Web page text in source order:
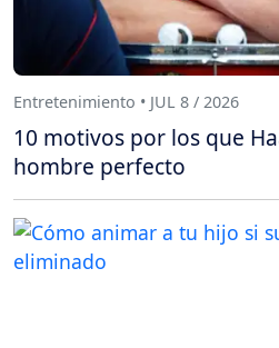
Entretenimiento • JUL 8 / 2026
10 motivos por los que
hombre perfecto